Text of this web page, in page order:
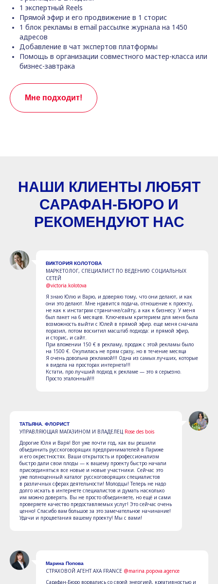
1 экспертный Reels
Прямой эфир и его продвижение в 1 сторис
1 блок рекламы в email рассылке журнала на 1450
адресов
Добавление в чат экспертов платформы
Помощь в организации совместного мастер-класса или
бизнес-завтрака
Мне подходит!
НАШИ КЛИЕНТЫ ЛЮБЯТ
САРАФАН-БЮРО И
РЕКОМЕНДУЮТ НАС
ВИКТОРИЯ КОЛОТОВА
МАРКЕТОЛОГ, СПЕЦИАЛИСТ ПО ВЕДЕНИЮ СОЦИАЛЬНЫХ
СЕТЕЙ
@victoria.kolotova
Я знаю Юлю и Варю, и доверяю тому, что они делают, и как
они это делают. Мне нравится подача, отношение к проекту,
не как к инстаграм страничке/сайту, а как к бизнесу. У меня
был пакет на 6 месяцев. Ключевым критерием для меня была
возможность выйти с Юлей в прямой эфир. еще меня сначала
поразил, потом восхитил масштаб подхода: и прямой эфир,
и сторис, и сайт.
При вложении 150 € в рекламу, продаж с этой рекламы было
на 1500 €. Окупилась не прям сразу, но в течение месяца
Я очень довольна рекламой!!! Одна из самых лучших, которые
я видела на просторах интернета!!!
Кстати, про лучший подход к рекламе — это я серьезно.
Просто эталонный!!!
ТАТЬЯНА. ФЛОРИСТ
УПРАВЛЯЮЩАЯ МАГАЗИНОМ И ВЛАДЕЛЕЦ Rose des bois
Дорогие Юля и Варя! Вот уже почти год, как вы решили
объединить русскоговорящих предпринимателей в Париже
и его окрестностях. Ваши открытость и профессионализм
быстро дали свои плоды — к вашему проекту быстро начали
присоединяться все новые и новые участники. Сейчас это
уже полноценный каталог русскоговорящих специалистов
в различных сферах деятельности! Молодцы! Теперь не надо
долго искать в интернете специалистов и думать насколько
им можно доверять. Вы не просто объединяете, но ещё и сами
проверяете качество предоставляемых услуг! Это сейчас очень
ценно! Спасибо вам большое за это замечательное начинание!
Удачи и процветания вашему проекту! Мы с вами!
Марина Попова
СТРАХОВОЙ АГЕНТ AXA FRANCE @marina.popova.agence
Сарафан-Бюро ворвались со своей энергией, креативностью и